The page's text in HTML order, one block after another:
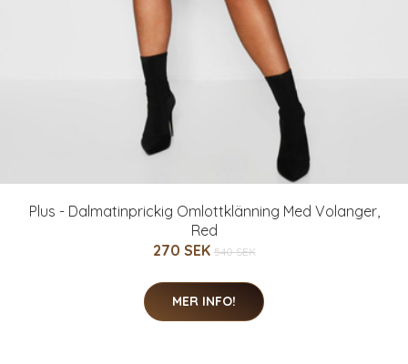
Plus - Dalmatinprickig Omlottklänning Med Volanger,
Red
270 SEK 540 SEK
MER INFO!